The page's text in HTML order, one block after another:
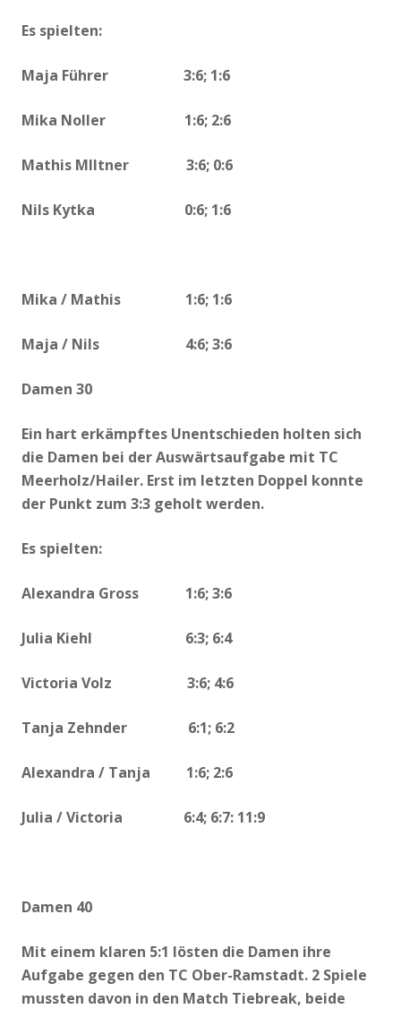
Es spielten:
Maja Führer 3:6; 1:6
Mika Noller 1:6; 2:6
Mathis MIltner 3:6; 0:6
Nils Kytka 0:6; 1:6
Mika / Mathis 1:6; 1:6
Maja / Nils 4:6; 3:6
Damen 30
Ein hart erkämpftes Unentschieden holten sich
die Damen bei der Auswärtsaufgabe mit TC
Meerholz/Hailer. Erst im letzten Doppel konnte
der Punkt zum 3:3 geholt werden.
Es spielten:
Alexandra Gross 1:6; 3:6
Julia Kiehl 6:3; 6:4
Victoria Volz 3:6; 4:6
Tanja Zehnder 6:1; 6:2
Alexandra / Tanja 1:6; 2:6
Julia / Victoria 6:4; 6:7: 11:9
Damen 40
Mit einem klaren 5:1 lösten die Damen ihre
Aufgabe gegen den TC Ober-Ramstadt. 2 Spiele
mussten davon in den Match Tiebreak, beide